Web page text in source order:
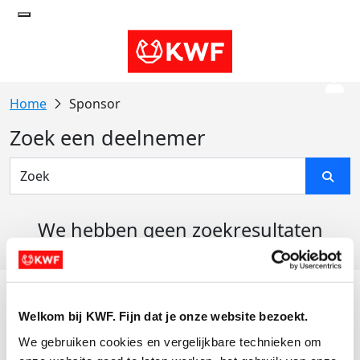
Welkom bij KWF. Fijn dat je onze website bezoekt.
We gebruiken cookies en vergelijkbare technieken om
Sponsor
Zoek een deelnemer
We hebben geen zoekresultaten
Actiematerialen
Evenementen